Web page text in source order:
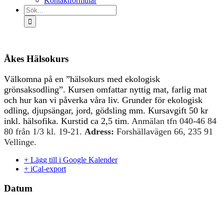
Sök
efter:
Åkes Hälsokurs
Välkomna på en ”hälsokurs med ekologisk
grönsaksodling”. Kursen omfattar nyttig mat, farlig mat
och hur kan vi påverka våra liv. Grunder för ekologisk
odling, djupsängar, jord, gödsling mm. Kursavgift 50 kr
inkl. hälsofika. Kurstid ca 2,5 tim. Anmälan tfn 040-46 84
80 från 1/3 kl. 19-21. Adress: Forshällavägen 66, 235 91
Vellinge.
+ Lägg till i Google Kalender
+ iCal-export
Datum